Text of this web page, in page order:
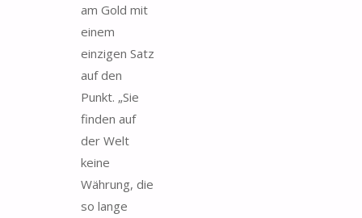
am Gold mit
einem
einzigen Satz
auf den
Punkt. „Sie
finden auf
der Welt
keine
Währung, die
so lange